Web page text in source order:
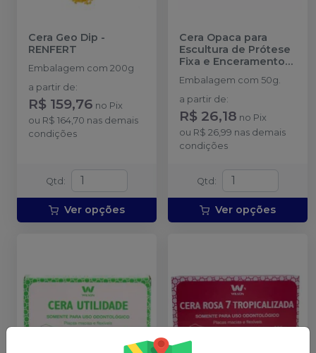
Cera Geo Dip -
RENFERT
Embalagem com 200g
a partir de:
R$ 159,76 no Pix
ou R$ 164,70 nas demais
condições
Qtd:
Ver opções
Cera Opaca para
Escultura de Prótese
Fixa e Enceramento
Diagnóstico
LYSANDA
Embalagem com 50g.
a partir de:
R$ 26,18 no Pix
ou R$ 26,99 nas demais
condições
Qtd:
Ver opções